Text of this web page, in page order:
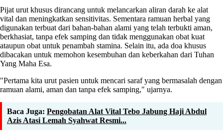
Pijat urut khusus dirancang untuk melancarkan aliran darah ke alat
vital dan meningkatkan sensitivitas. Sementara ramuan herbal yang
digunakan terbuat dari bahan-bahan alami yang telah terbukti aman,
berkhasiat, tanpa efek samping dan tidak menggunakan obat kuat
ataupun obat untuk penambah stamina. Selain itu, ada doa khusus
dibacakan untuk memohon kesembuhan dan keberkahan dari Tuhan
Yang Maha Esa.
"Pertama kita urut pasien untuk mencari saraf yang bermasalah dengan
ramuan alami, aman dan tanpa efek samping," ujarnya.
Baca Juga: Pengobatan Alat Vital Tebo Jabung Haji Abdul
Azis Atasi Lemah Syahwat Resmi...